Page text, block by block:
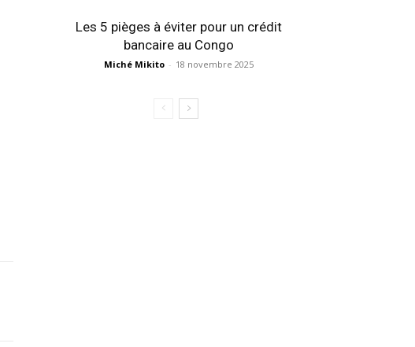
Les 5 pièges à éviter pour un crédit
bancaire au Congo
Miché Mikito - 18 novembre 2025